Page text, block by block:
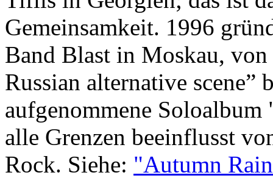
Gemeinsamkeit. 1996
Band Blast in Moskau,
Russian alternative scene”
aufgenommene
alle Grenzen beeinflusst
Rock. Siehe: "Autumn